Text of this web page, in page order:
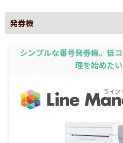
発券機
シンプルな番号発券機。低
理を始めたい